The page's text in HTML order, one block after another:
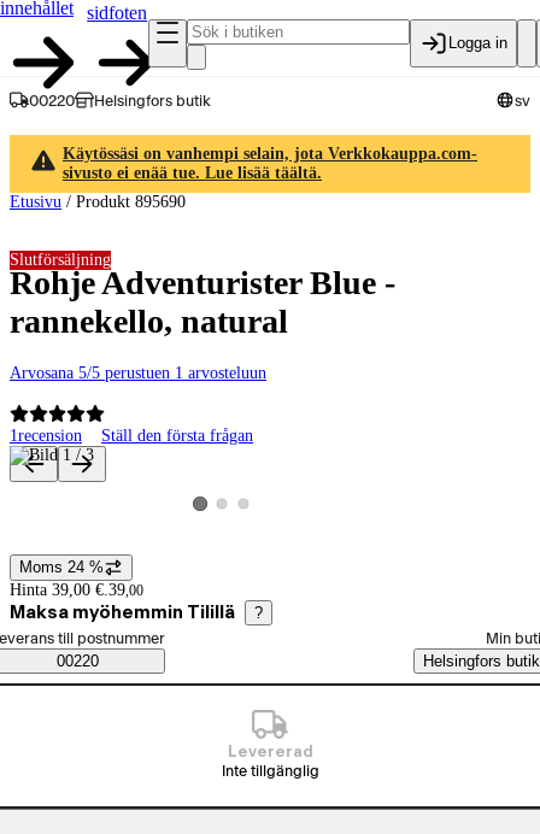
innehållet
sidfoten
Logga in
00220 Helsingfors butik sv
Käytössäsi on vanhempi selain, jota Verkkokauppa.com-
sivusto ei enää tue. Lue lisää täältä.
Etusivu / Produkt 895690
Rohje Adventurister Blue -
rannekello, natural
Arvosana 5/5 perustuen 1 arvosteluun
1recension Ställ den första frågan
Slutförsäljning
Produktbilder och videor
Visa produktbild 1
Visa produktbild 2
Visa produktbild 3
Prisinformation
Moms 24 %
Hinta 39,00 €. 39,00
Maksa myöhemmin Tilillä ?
Saatavuustiedot
beställningssätt
till postnummer
00220
Min
Helsingfors butik
Levererad
Inte tillgänglig